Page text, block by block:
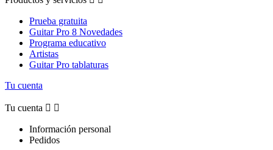
Prueba gratuita
Guitar Pro 8 Novedades
Programa educativo
Artistas
Guitar Pro tablaturas
Tu cuenta
Tu cuenta  
Información personal
Pedidos